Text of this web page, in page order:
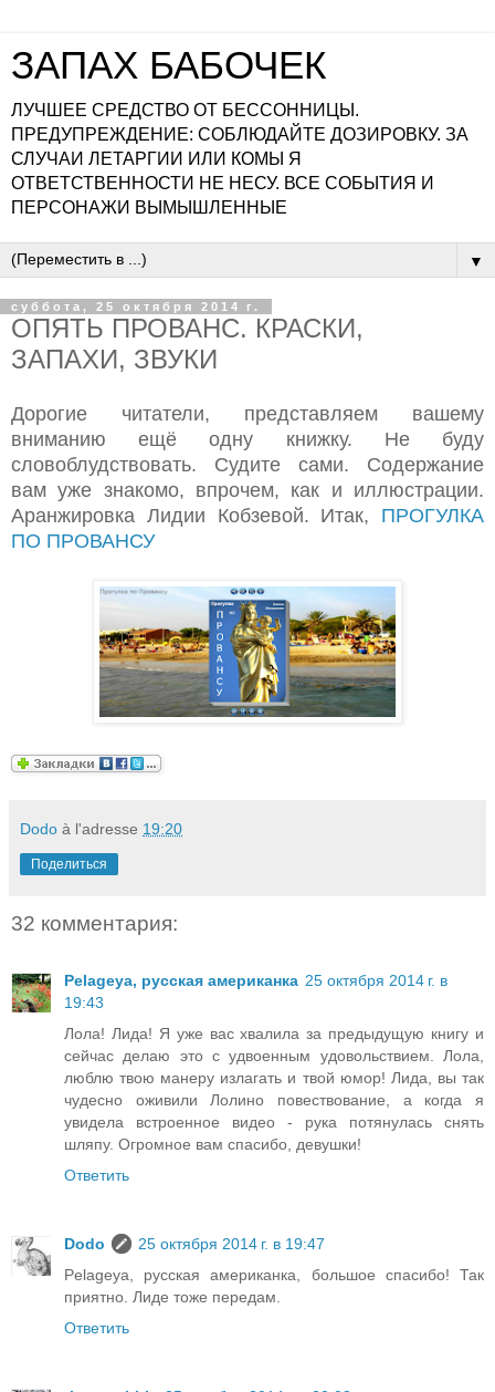
ЗАПАХ БАБОЧЕК
ЛУЧШЕЕ СРЕДСТВО ОТ БЕССОННИЦЫ.
ПРЕДУПРЕЖДЕНИЕ: СОБЛЮДАЙТЕ ДОЗИРОВКУ. ЗА
СЛУЧАИ ЛЕТАРГИИ ИЛИ КОМЫ Я
ОТВЕТСТВЕННОСТИ НЕ НЕСУ. ВСЕ СОБЫТИЯ И
ПЕРСОНАЖИ ВЫМЫШЛЕННЫЕ
▼
суббота, 25 октября 2014 г.
ОПЯТЬ ПРОВАНС. КРАСКИ,
ЗАПАХИ, ЗВУКИ
Дорогие читатели, представляем вашему
вниманию ещё одну книжку. Не буду
словоблудствовать. Судите сами. Содержание
вам уже знакомо, впрочем, как и иллюстрации.
Аранжировка Лидии Кобзевой. Итак, ПРОГУЛКА
ПО ПРОВАНСУ
Dodo à l'adresse 19:20
Поделиться
32 комментария:
Pelageya, русская американка 25 октября 2014 г. в
19:43
Лола! Лида! Я уже вас хвалила за предыдущую книгу и
сейчас делаю это с удвоенным удовольствием. Лола,
люблю твою манеру излагать и твой юмор! Лида, вы так
чудесно оживили Лолино повествование, а когда я
увидела встроенное видео - рука потянулась снять
шляпу. Огромное вам спасибо, девушки!
Ответить
Dodo
25 октября 2014 г. в 19:47
Pelageya, русская американка, большое спасибо! Так
приятно. Лиде тоже передам.
Ответить